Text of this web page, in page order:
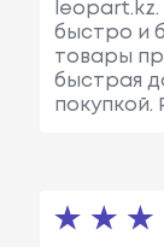
быстро и
товары
быстрая